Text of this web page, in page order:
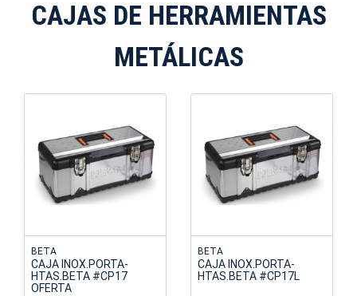
CAJAS DE HERRAMIENTAS
METÁLICAS
BETA
CAJA INOX.PORTA-
HTAS.BETA #CP17
OFERTA
BETA
CAJA INOX.PORTA-
HTAS.BETA #CP17L